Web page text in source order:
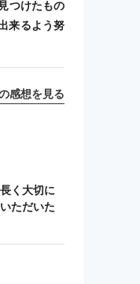
つけたもの
来るよう努
感想を見る
く大切に
ただいた